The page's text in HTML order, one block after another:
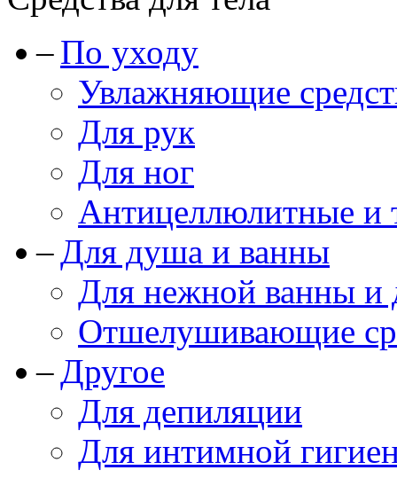
По уходу
Увлажняющие
Для рук
Для ног
Антицеллюлитные и
Для душа и ванны
Для нежной ванны и
Отшелушивающие
Другое
Для депиляции
Для интимной